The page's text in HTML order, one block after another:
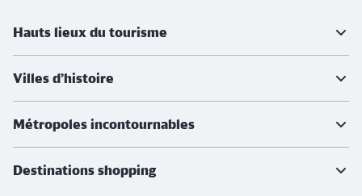
Hauts lieux du tourisme
Villes d’histoire
Métropoles incontournables
Destinations shopping